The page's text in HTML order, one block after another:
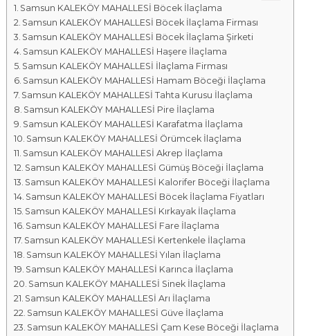
a
l
a
r
ı
Samsun KALEKÖY MAHALLESİ Böcek İlaçlama
Samsun KALEKÖY MAHALLESİ Böcek İlaçlama Firması
Samsun KALEKÖY MAHALLESİ Böcek İlaçlama Şirketi
Samsun KALEKÖY MAHALLESİ Haşere İlaçlama
Samsun KALEKÖY MAHALLESİ İlaçlama Firması
Samsun KALEKÖY MAHALLESİ Hamam Böceği İlaçlama
Samsun KALEKÖY MAHALLESİ Tahta Kurusu İlaçlama
Samsun KALEKÖY MAHALLESİ Pire İlaçlama
Samsun KALEKÖY MAHALLESİ Karafatma İlaçlama
Samsun KALEKÖY MAHALLESİ Örümcek İlaçlama
Samsun KALEKÖY MAHALLESİ Akrep İlaçlama
Samsun KALEKÖY MAHALLESİ Gümüş Böceği İlaçlama
Samsun KALEKÖY MAHALLESİ Kalorifer Böceği İlaçlama
Samsun KALEKÖY MAHALLESİ Böcek İlaçlama Fiyatları
Samsun KALEKÖY MAHALLESİ Kırkayak İlaçlama
Samsun KALEKÖY MAHALLESİ Fare İlaçlama
Samsun KALEKÖY MAHALLESİ Kertenkele İlaçlama
Samsun KALEKÖY MAHALLESİ Yılan İlaçlama
Samsun KALEKÖY MAHALLESİ Karınca İlaçlama
Samsun KALEKÖY MAHALLESİ Sinek İlaçlama
Samsun KALEKÖY MAHALLESİ Arı İlaçlama
Samsun KALEKÖY MAHALLESİ Güve İlaçlama
Samsun KALEKÖY MAHALLESİ Çam Kese Böceği İlaçlama